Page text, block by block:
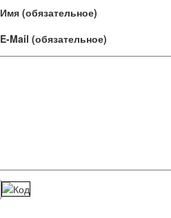
Имя (обязательное)
E-Mail (обязательное)